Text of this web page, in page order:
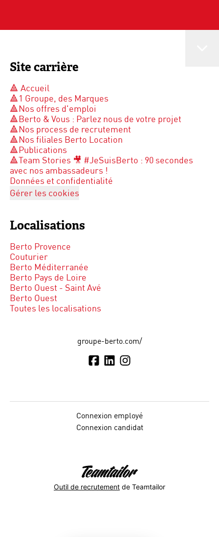
Site carrière
🔺 Accueil
🔺1 Groupe, des Marques
🔺Nos offres d'emploi
🔺Berto & Vous : Parlez nous de votre projet
🔺Nos process de recrutement
🔺Nos filiales Berto Location
🔺Publications
🔺Team Stories 🎥 #JeSuisBerto : 90 secondes
avec nos ambassadeurs !
Données et confidentialité
Gérer les cookies
Localisations
Berto Provence
Couturier
Berto Méditerranée
Berto Pays de Loire
Berto Ouest - Saint Avé
Berto Ouest
Toutes les localisations
groupe-berto.com/
Connexion employé
Connexion candidat
Outil de recrutement de Teamtailor